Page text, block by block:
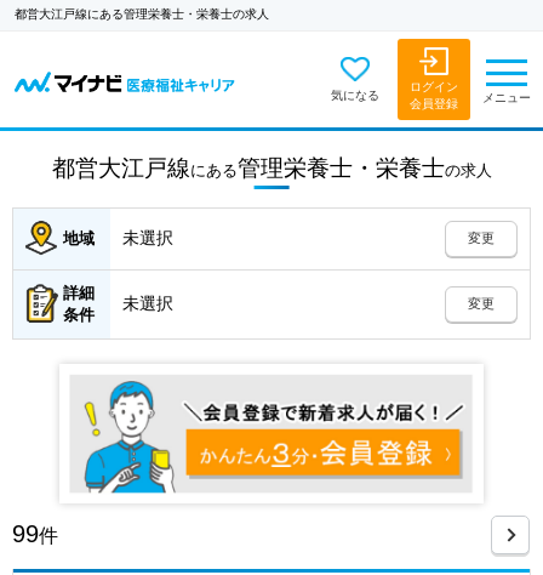
都営大江戸線にある管理栄養士・栄養士の求人
気になる
ログイン
会員登録
メニュー
都営大江戸線 にある管理栄養士・栄養士の求人
地域 未選択 変更
詳細
条件
未選択 変更
99件